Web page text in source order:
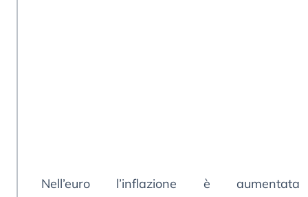
Nell’euro l’inflazione è aumentata